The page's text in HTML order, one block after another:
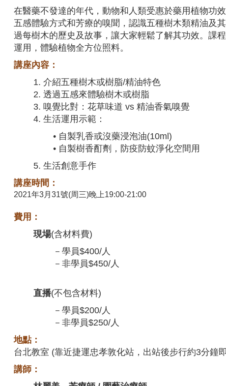
在醫藥不發達的年代，動物和人類受惠於藥用植物功
五感體驗方式和芳療的嗅聞，認識五種樹木類精油及
過每樹木的歷史及故事，讓大家輕鬆了解其功效。課
運用，體驗植物全方位照料。
講座內容：
1. 介紹五種樹木或樹脂/精油特色
2. 透過五感來體驗樹木或樹脂
3. 嗅覺比對：花草味道 vs 精油香氣嗅覺
4. 生活運用示範：
• 自製乳香或沒藥浸泡油(10ml)
• 自製樹香酊劑，防疫防蚊淨化空間用
5. 生活創意手作
講座時間：
2021年3月31號(周三)晚上19:00-21:00
費用：
現場(含材料費)
－學員$400/人
－非學員$450/人
直播(不包含材料)
－學員$200/人
－非學員$250/人
地點：
台北教室 (靠近捷運忠孝敦化站，出站後步行約3分鐘
講師：